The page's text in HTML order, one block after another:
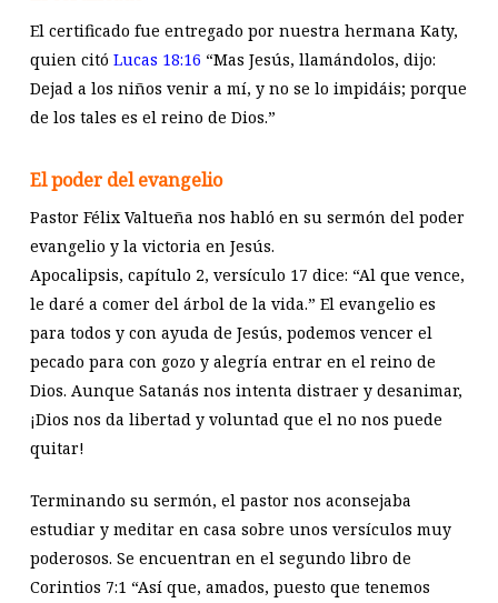
El certificado fue entregado por nuestra hermana Katy,
quien citó Lucas 18:16 “Mas Jesús, llamándolos, dijo:
Dejad a los niños venir a mí, y no se lo impidáis; porque
de los tales es el reino de Dios.”
El poder del evangelio
Pastor Félix Valtueña nos habló en su sermón del poder
evangelio y la victoria en Jesús.
Apocalipsis, capítulo 2, versículo 17 dice: “Al que vence,
le daré a comer del árbol de la vida.” El evangelio es
para todos y con ayuda de Jesús, podemos vencer el
pecado para con gozo y alegría entrar en el reino de
Dios. Aunque Satanás nos intenta distraer y desanimar,
¡Dios nos da libertad y voluntad que el no nos puede
quitar!
Terminando su sermón, el pastor nos aconsejaba
estudiar y meditar en casa sobre unos versículos muy
poderosos. Se encuentran en el segundo libro de
Corintios 7:1 “Así que, amados, puesto que tenemos